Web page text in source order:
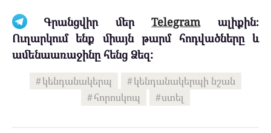
Գրանցվիր մերTelegramալիքին։
Ուղարկում ենք միայն թարմ հոդվածները և
ամենաառաջինը հենց Ձեզ:
կենդանակերպ
կենդանակերպի նշան
հորոսկոպ
ստել